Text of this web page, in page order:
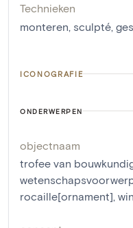
Technieken
monteren, sculpté,
ICONOGRAFIE
ONDERWERPEN
objectnaam
trofee van
rocaille[ornament],